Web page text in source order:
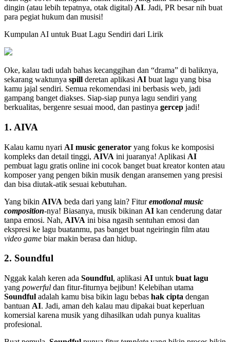
dingin (atau lebih tepatnya, otak digital) AI. Jadi, PR besar nih buat
para pegiat hukum dan musisi!
Kumpulan AI untuk Buat Lagu Sendiri dari Lirik
Oke, kalau tadi udah bahas kecanggihan dan “drama” di baliknya,
sekarang waktunya spill deretan aplikasi AI buat lagu yang bisa
kamu jajal sendiri. Semua rekomendasi ini berbasis web, jadi
gampang banget diakses. Siap-siap punya lagu sendiri yang
berkualitas, bergenre sesuai mood, dan pastinya gercep jadi!
1. AIVA
Kalau kamu nyari AI music generator yang fokus ke komposisi
kompleks dan detail tinggi, AIVA ini juaranya! Aplikasi AI
pembuat lagu gratis online ini cocok banget buat kreator konten atau
komposer yang pengen bikin musik dengan aransemen yang presisi
dan bisa diutak-atik sesuai kebutuhan.
Yang bikin AIVA beda dari yang lain? Fituremotional music
composition-nya! Biasanya, musik bikinan AI kan cenderung datar
tanpa emosi. Nah, AIVA ini bisa ngasih sentuhan emosi dan
ekspresi ke lagu buatanmu, pas banget buat ngeiringin film atau
video game biar makin berasa dan hidup.
2. Soundful
Nggak kalah keren ada Soundful, aplikasi AI untuk buat lagu
yang powerful dan fitur-fiturnya bejibun! Kelebihan utama
Soundful adalah kamu bisa bikin lagu bebas hak cipta dengan
bantuan AI. Jadi, aman deh kalau mau dipakai buat keperluan
komersial karena musik yang dihasilkan udah punya kualitas
profesional.